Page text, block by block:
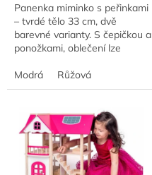
Panenka miminko s peřinkami
– tvrdé tělo 33 cm, dvě
barevné varianty. S čepičkou a
ponožkami, oblečení lze
velké krabici. Vhodné od 3 let.
Modrá Růžová